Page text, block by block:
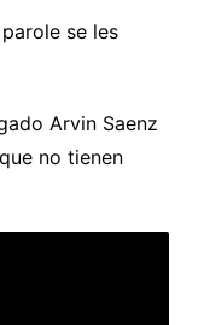
se les
Arvin Saenz
no tienen